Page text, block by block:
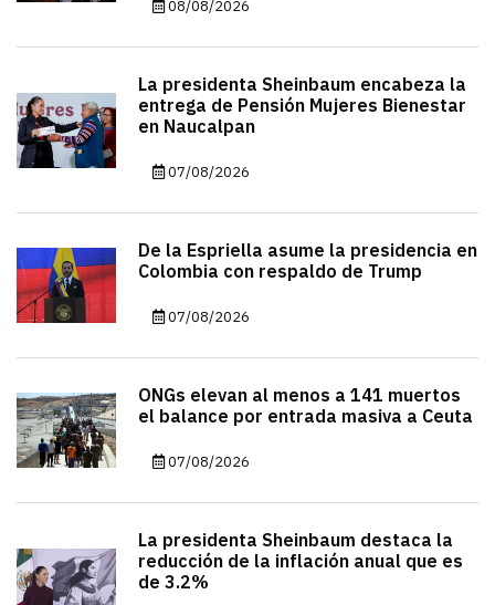
08/08/2026
La presidenta Sheinbaum encabeza la
entrega de Pensión Mujeres Bienestar
en Naucalpan
07/08/2026
De la Espriella asume la presidencia en
Colombia con respaldo de Trump
07/08/2026
ONGs elevan al menos a 141 muertos
el balance por entrada masiva a Ceuta
07/08/2026
La presidenta Sheinbaum destaca la
reducción de la inflación anual que es
de 3.2%